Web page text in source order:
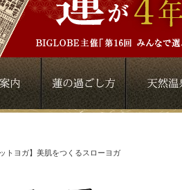
ットヨガ】美肌をつくるスローヨガ